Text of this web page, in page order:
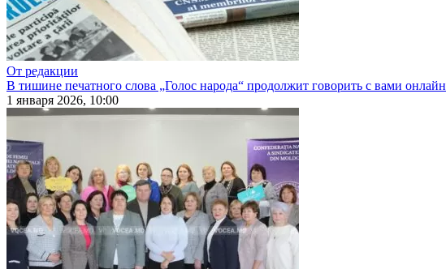
От редакции
В тишине печатного слова „Голос народа“ продолжит говорить с вами онлайн
1 января 2026, 10:00